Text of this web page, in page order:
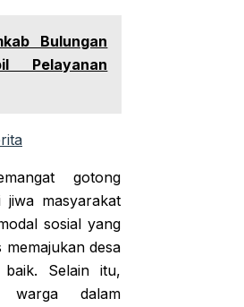
Bulungan
Pelayanan
gotong
masyarakat
sosial yang
desa
Selain itu,
warga dalam